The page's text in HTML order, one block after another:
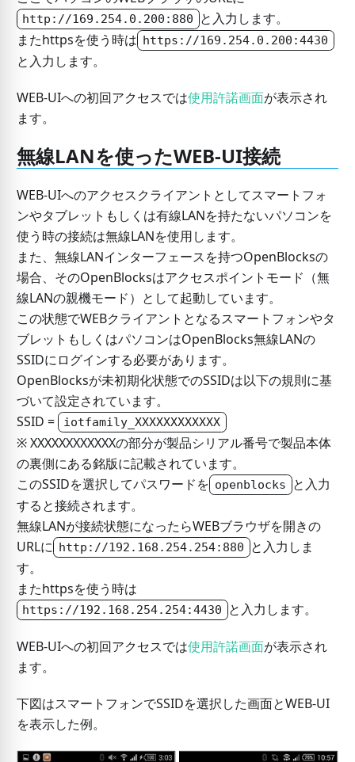
http://169.254.0.200:880 と入力します。
またhttpsを使う時は https://169.254.0.200:4430
と入力します。
WEB-UIへの初回アクセスでは使用許諾画面が表示され
ます。
無線LANを使ったWEB-UI接続
WEB-UIへのアクセスクライアントとしてスマートフォ
ンやタブレットもしくは有線LANを持たないパソコンを
使う時の接続は無線LANを使用します。
また、無線LANインターフェースを持つOpenBlocksの
場合、そのOpenBlocksはアクセスポイントモード（無
線LANの親機モード）として起動しています。
この状態でWEBクライアントとなるスマートフォンやタ
ブレットもしくはパソコンはOpenBlocks無線LANの
SSIDにログインする必要があります。
OpenBlocksが未初期化状態でのSSIDは以下の規則に基
づいて設定されています。
SSID =
iotfamily_XXXXXXXXXXXX
※ XXXXXXXXXXXXの部分が製品シリアル番号で製品本体
の裏側にある銘版に記載されています。
このSSIDを選択してパスワードを openblocks と入力
すると接続されます。
無線LANが接続状態になったらWEBブラウザを開きの
URLに http://192.168.254.254:880 と入力しま
す。
またhttpsを使う時は
https://192.168.254.254:4430 と入力します。
WEB-UIへの初回アクセスでは使用許諾画面が表示され
ます。
下図はスマートフォンでSSIDを選択した画面とWEB-UI
を表示した例。